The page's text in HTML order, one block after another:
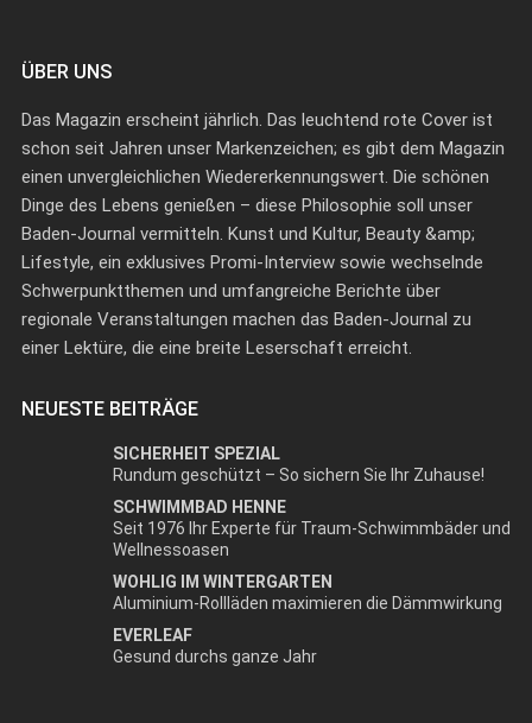
ÜBER UNS
Das Magazin erscheint jährlich. Das leuchtend rote Cover ist
schon seit Jahren unser Markenzeichen; es gibt dem Magazin
einen unvergleichlichen Wiedererkennungswert. Die schönen
Dinge des Lebens genießen – diese Philosophie soll unser
Baden-Journal vermitteln. Kunst und Kultur, Beauty &amp;
Lifestyle, ein exklusives Promi-Interview sowie wechselnde
Schwerpunktthemen und umfangreiche Berichte über
regionale Veranstaltungen machen das Baden-Journal zu
einer Lektüre, die eine breite Leserschaft erreicht.
NEUESTE BEITRÄGE
SICHERHEIT SPEZIAL
Rundum geschützt – So sichern Sie Ihr Zuhause!
SCHWIMMBAD HENNE
Seit 1976 Ihr Experte für Traum-Schwimmbäder und
Wellnessoasen
WOHLIG IM WINTERGARTEN
Aluminium-Rollläden maximieren die Dämmwirkung
EVERLEAF
Gesund durchs ganze Jahr